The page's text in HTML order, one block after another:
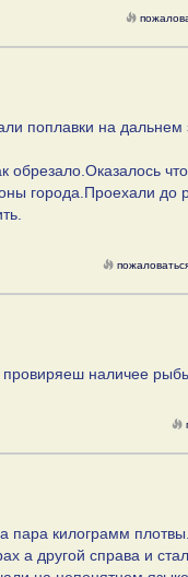
поплавки на
города.Проехали до
наличее
пара килограмм
а другой справа и